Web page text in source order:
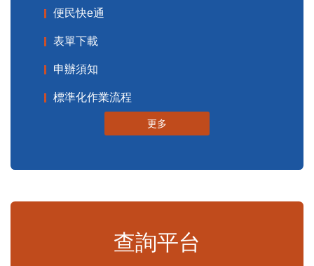
便民快e通
表單下載
申辦須知
標準化作業流程
更多
查詢平台